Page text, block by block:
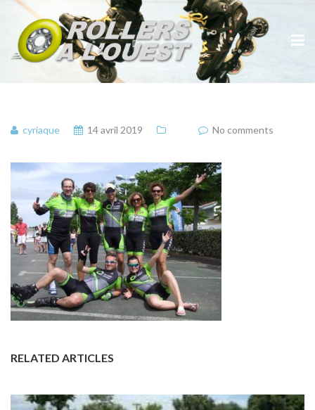
cyriaque 14 avril 2019 No comments
RELATED ARTICLES